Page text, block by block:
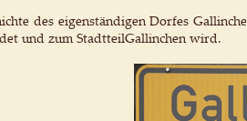
des eigenständigen Dorfes
und zum Stadtteil Gallinchen wird.